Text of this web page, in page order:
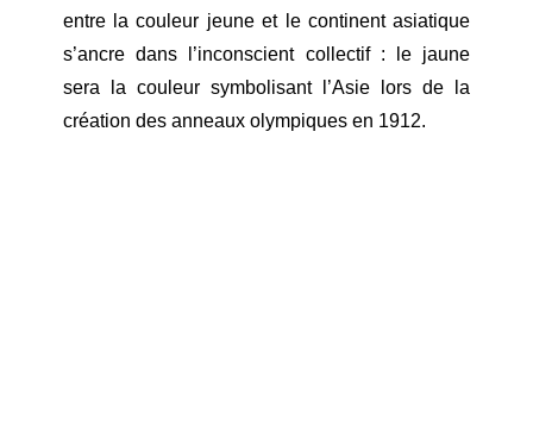
entre la couleur jeune et le continent asiatique
s’ancre dans l’inconscient collectif : le jaune
sera la couleur symbolisant l’Asie lors de la
création des anneaux olympiques en 1912.